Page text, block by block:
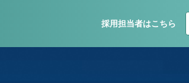
採用担当者はこちら